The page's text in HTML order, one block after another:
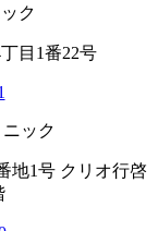
ク
目1番22号
ック
地1号 クリオ行啓